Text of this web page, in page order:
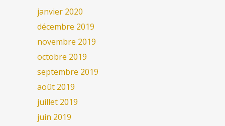
janvier 2020
décembre 2019
novembre 2019
octobre 2019
septembre 2019
août 2019
juillet 2019
juin 2019